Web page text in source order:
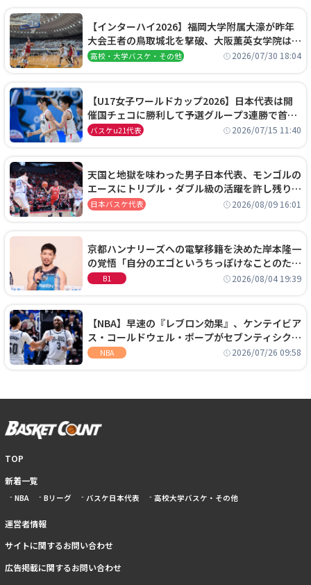
【インターハイ2026】福岡大学附属大濠が昨年
大会王者の鳥取城北を撃破、大阪薫英女学院は岐
阜女子に完勝、大会3日目試合結果
高校・大学バスケ・その他 2026/07/30 18:04
【U17女子ワールドカップ2026】日本代表は開
催国チェコに勝利して予選グループ3連勝で首位
通過！準々決勝の相手はエジプトに決定
バスケu21代表 2026/07/15 11:40
天国と地獄を味わった男子日本代表、モンゴルの
エースにトリプル・ダブル級の活躍を許し残り
0.4秒に失点する悔しい敗戦
日本バスケ代表 2026/08/09 16:01
京都ハンナリーズへの電撃移籍を決めた岸本隆一
の覚悟「自分のエゴというちっぽけなことのため
に、京都に来たわけではない」
B1 2026/08/04 19:39
【NBA】早速の『レブロン効果』、ケンテイビア
ス・コールドウェル・ポープがセブンティシクサ
ーズに1年契約で加入
NBA 2026/07/26 09:58
TOP
新着一覧
NBA Bリーグ バスケ日本代表 高校大学バスケ・その他
運営者情報
サイトに関するお問い合わせ
広告掲載に関するお問い合わせ